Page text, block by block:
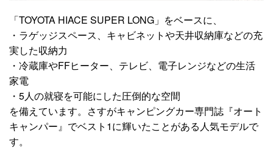
「TOYOTA HIACE SUPER LONG」をベースに、
・ラゲッジスペース、キャビネットや天井収納庫などの充
実した収納力
・冷蔵庫やFFヒーター、テレビ、電子レンジなどの生活
家電
・5人の就寝を可能にした圧倒的な空間
を備えています。さすがキャンピングカー専門誌『オート
キャンパー』でベスト1に輝いたことがある人気モデルで
す。